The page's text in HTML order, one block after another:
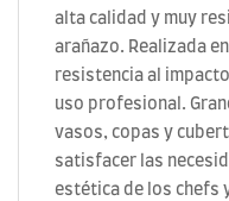
alta calidad y muy
arañazo. Realizada
resistencia al
uso profesional.
vasos, copas y
satisfacer las
estética de los chefs